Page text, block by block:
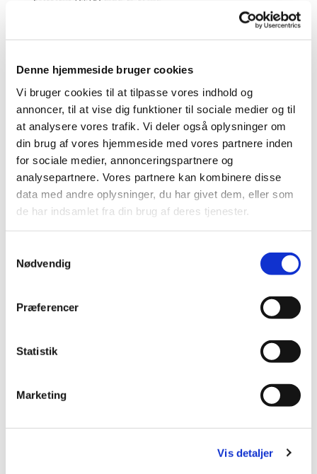
Denne hjemmeside bruger cookies
Vi bruger cookies til at tilpasse vores indhold og
annoncer, til at vise dig funktioner til sociale medier og til
at analysere vores trafik. Vi deler også oplysninger om
din brug af vores hjemmeside med vores partnere inden
for sociale medier, annonceringspartnere og
analysepartnere. Vores partnere kan kombinere disse
data med andre oplysninger, du har givet dem, eller som
de har indsamlet fra din brug af deres tjenester.
Nødvendig
Præferencer
Statistik
Marketing
Vis detaljer
Overskuddet går til Folkekirkens Nødhjælp.
Hvis man er interesseret i en bod eller bare vil høre
mere om julemarkedet, kan man henvende sig til Henrik
på tlf.24274471
Næste julemarked er d. 20.-21. og 22. november 2026